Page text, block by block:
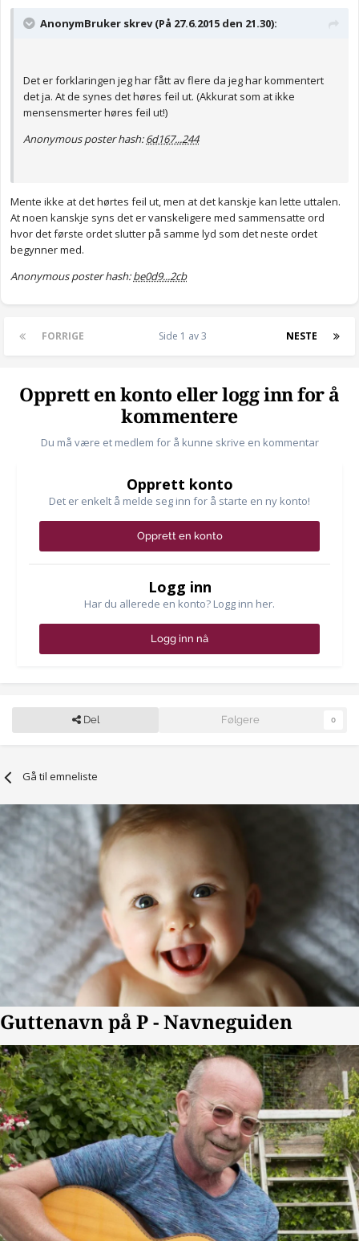
AnonymBruker skrev (På 27.6.2015 den 21.30):
Det er forklaringen jeg har fått av flere da jeg har kommentert
det ja. At de synes det høres feil ut. (Akkurat som at ikke
mensensmerter høres feil ut!)
Anonymous poster hash:6d167...244
Mente ikke at det hørtes feil ut, men at det kanskje kan lette uttalen.
At noen kanskje syns det er vanskeligere med sammensatte ord
hvor det første ordet slutter på samme lyd som det neste ordet
begynner med.
Anonymous poster hash:be0d9...2cb
FORRIGE NESTE
Side 1 av 3
Opprett en konto eller logg inn for å
kommentere
Du må være et medlem for å kunne skrive en kommentar
Opprett konto
Det er enkelt å melde seg inn for å starte en ny konto!
Opprett en konto
Logg inn
Har du allerede en konto? Logg inn her.
Logg inn nå
Del Følgere 0
Gå til emneliste